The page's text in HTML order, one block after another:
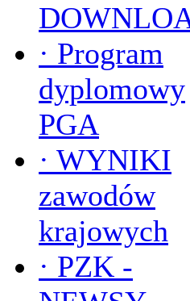
· Program
dyplomowy
PGA
· WYNIKI
zawodów
krajowych
· PZK -